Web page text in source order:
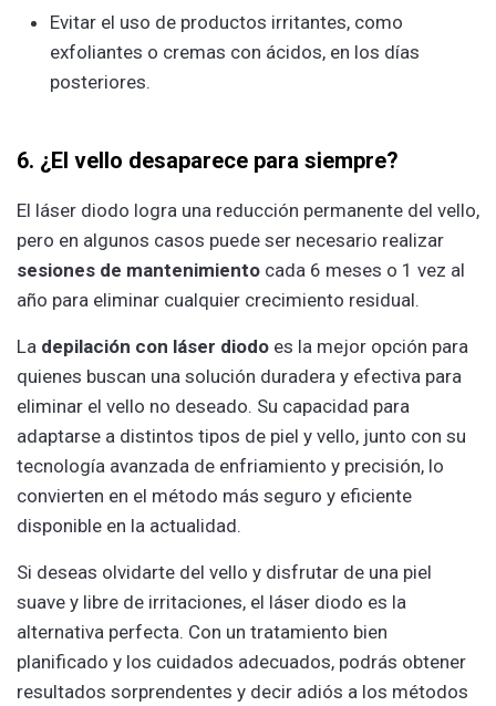
Evitar el uso de productos irritantes, como
exfoliantes o cremas con ácidos, en los días
posteriores.
6. ¿El vello desaparece para siempre?
El láser diodo logra una reducción permanente del vello,
pero en algunos casos puede ser necesario realizar
sesiones de mantenimiento cada 6 meses o 1 vez al
año para eliminar cualquier crecimiento residual.
La depilación con láser diodo es la mejor opción para
quienes buscan una solución duradera y efectiva para
eliminar el vello no deseado. Su capacidad para
adaptarse a distintos tipos de piel y vello, junto con su
tecnología avanzada de enfriamiento y precisión, lo
convierten en el método más seguro y eficiente
disponible en la actualidad.
Si deseas olvidarte del vello y disfrutar de una piel
suave y libre de irritaciones, el láser diodo es la
alternativa perfecta. Con un tratamiento bien
planificado y los cuidados adecuados, podrás obtener
resultados sorprendentes y decir adiós a los métodos